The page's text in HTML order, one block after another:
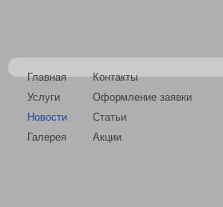
Главная
Услуги
Новости
Галерея
Контакты
Оформление заявки
Статьи
Акции